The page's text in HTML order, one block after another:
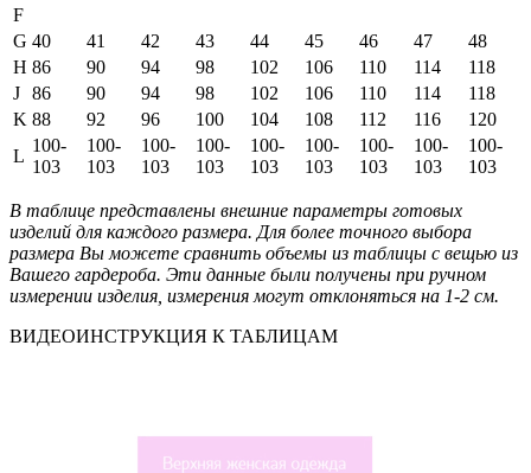
F
G 40 41 42 43 44 45 46 47
48
H 86 90 94 98 102 106 110 114
118
J 86 90 94 98 102 106 110 114
118
K 88 92 96 100 104 108 112 116
120
L
100-
103
100-
103
100-
103
100-
103
100-
103
100-
103
100-
103
100-
103
100-
103
В таблице представлены внешние параметры готовых
изделий для каждого размера. Для более точного выбора
размера Вы можете сравнить объемы из таблицы с вещью из
Вашего гардероба. Эти данные были получены при ручном
измерении изделия, измерения могут отклоняться на 1-2 см.
ВИДЕОИНСТРУКЦИЯ К ТАБЛИЦАМ